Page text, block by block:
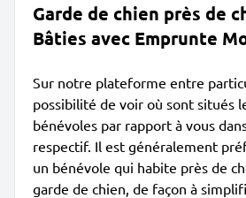
Garde de chien près de
Bâties avec Emprunte
Sur notre plateforme entre
possibilité de voir où sont situés
bénévoles par rapport à vous
respectif. Il est généralement
un bénévole qui habite près de
garde de chien, de façon à